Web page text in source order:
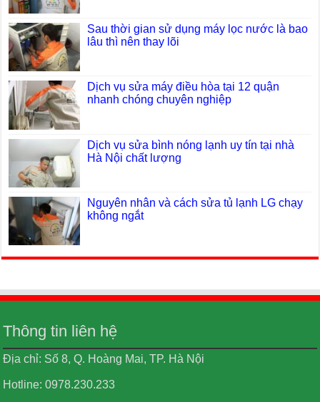
Sau thời gian sử dụng máy lọc nước là bao
lâu thì nên thay lõi
Dịch vụ sửa máy điều hòa tại 12 quận
nhanh chóng chuyên nghiệp
Dịch vụ sửa bình nóng lạnh uy tín tại nhà
Hà Nội chất lượng
Nguyên nhân và cách sửa tủ lạnh LG chạy
không ngắt
Thông tin liên hệ
Địa chỉ: Số 8, Q. Hoàng Mai, TP. Hà Nội
Hotline: 0978.230.233